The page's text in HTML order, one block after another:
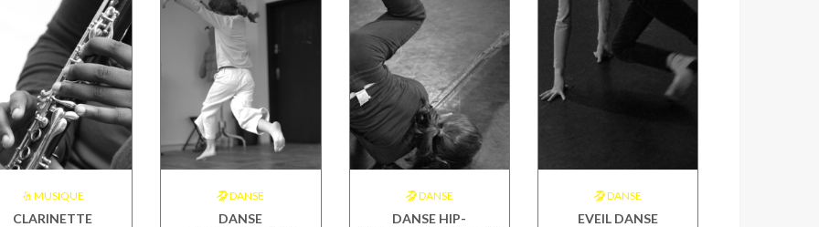
MUSIQUE
CLARINETTE
DANSE
DANSE
DANSE
DANSE HIP-
DANSE
EVEIL DANSE